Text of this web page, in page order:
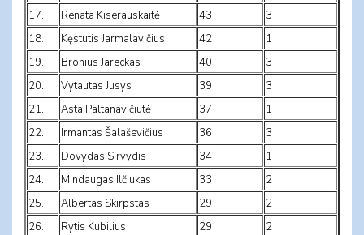
17.
Renata Kiserauskaitė 43
3
18.
Kęstutis Jarmalavičius 42
1
19.
Bronius Jareckas 40
3
20. Vytautas Jusys 39
3
21. Asta Paltanavičiūtė 37
1
22. Irmantas Šalaševičius 36
3
23. Dovydas Sirvydis 34
1
24. Mindaugas Ilčiukas 33
2
25.
Albertas Skirpstas 29
2
26.
Rytis Kubilius 29
2